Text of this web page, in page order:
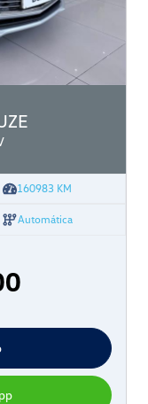
160983 KM
Automática